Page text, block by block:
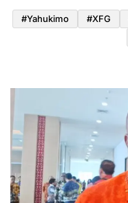
#yahukimo #XFG